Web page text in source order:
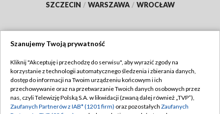
SZCZECIN / WARSZAWA / WROCŁAW
TVP
Abonament TVP
Emisja w TVP
Regulamin TVP
Polityka prywatności
Szanujemy Twoją prywatność
Kliknij "Akceptuję i przechodzę do serwisu", aby wyrazić zgody na
korzystanie z technologii automatycznego śledzenia i zbierania danych,
dostęp do informacji na Twoim urządzeniu końcowym i ich
przechowywanie oraz na przetwarzanie Twoich danych osobowych przez
nas, czyli Telewizję Polską S.A. w likwidacji (zwaną dalej również „TVP”),
Zaufanych Partnerów z IAB* (1201 firm) oraz pozostałych Zaufanych